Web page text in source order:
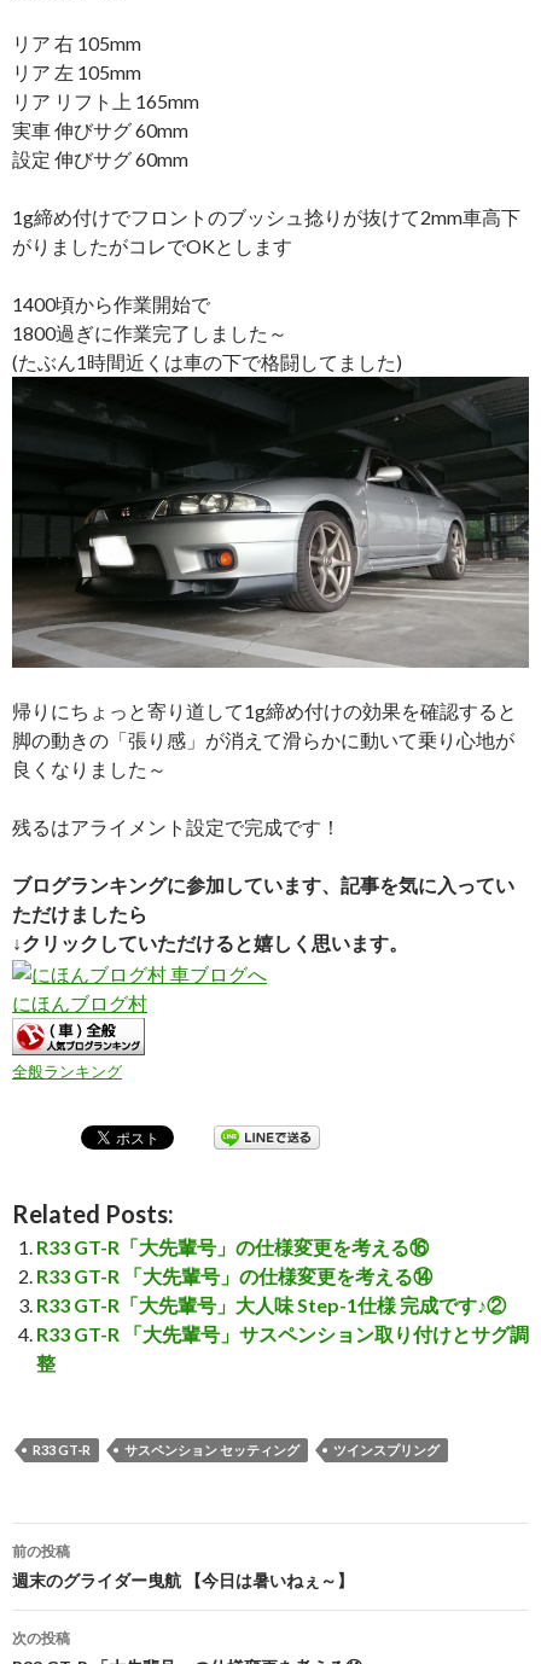
リア 右 105mm
リア 左 105mm
リア リフト上 165mm
実車 伸びサグ 60mm
設定 伸びサグ 60mm
1g締め付けでフロントのブッシュ捻りが抜けて2mm車高下
がりましたがコレでOKとします
1400頃から作業開始で
1800過ぎに作業完了しました～
(たぶん1時間近くは車の下で格闘してました)
帰りにちょっと寄り道して1g締め付けの効果を確認すると
脚の動きの「張り感」が消えて滑らかに動いて乗り心地が
良くなりました～
残るはアライメント設定で完成です！
ブログランキングに参加しています、記事を気に入ってい
ただけましたら
↓クリックしていただけると嬉しく思います。
にほんブログ村
全般ランキング
Related Posts:
R33 GT-R「大先輩号」の仕様変更を考える⑯
R33 GT-R 「大先輩号」の仕様変更を考える⑭
R33 GT-R「大先輩号」大人味 Step-1仕様 完成です♪②
R33 GT-R 「大先輩号」サスペンション取り付けとサグ調
整
R33 GT-R サスペンション セッティング ツインスプリング
投
稿
前の投稿
週末のグライダー曳航 【今日は暑いねぇ～】
次の投稿